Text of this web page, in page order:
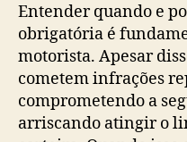
Entender quando e
obrigatória é
motorista. Apesar
cometem infrações
comprometendo a
arriscando atingir o